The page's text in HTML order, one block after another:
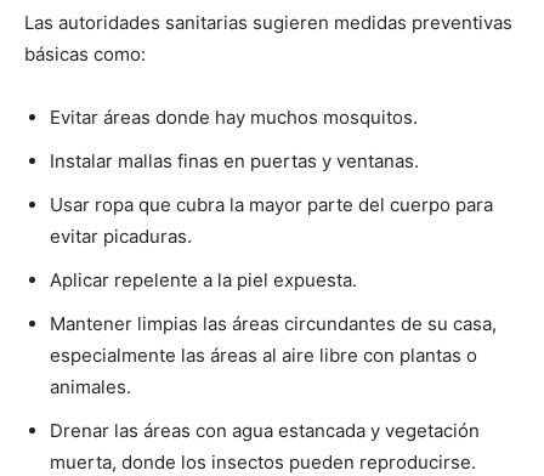
Las autoridades sanitarias sugieren medidas preventivas
básicas como:
Evitar áreas donde hay muchos mosquitos.
Instalar mallas finas en puertas y ventanas.
Usar ropa que cubra la mayor parte del cuerpo para
evitar picaduras.
Aplicar repelente a la piel expuesta.
Mantener limpias las áreas circundantes de su casa,
especialmente las áreas al aire libre con plantas o
animales.
Drenar las áreas con agua estancada y vegetación
muerta, donde los insectos pueden reproducirse.